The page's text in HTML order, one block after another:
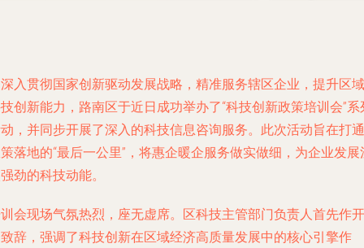
入贯彻国家创新驱动发展战略，精准服务辖区企业，提升区域
创新能力，路南区于近日成功举办了“科技创新政策培训会”系
，并同步开展了深入的科技信息咨询服务。此次活动旨在打通
落地的“最后一公里”，将惠企暖企服务做实做细，为企业发展
劲的科技动能。
会现场气氛热烈，座无虚席。区科技主管部门负责人首先作开
辞，强调了科技创新在区域经济高质量发展中的核心引擎作